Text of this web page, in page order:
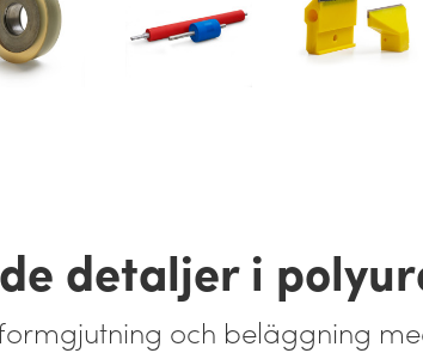
detaljer i
och beläggning